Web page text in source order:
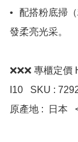
•	配搭粉底掃（粉底液及粉底霜）使用，締造無瑕粧容，煥
發柔亮光采。
❌❌❌ 專櫃定價
I10   SKU :
原產地 :  日本